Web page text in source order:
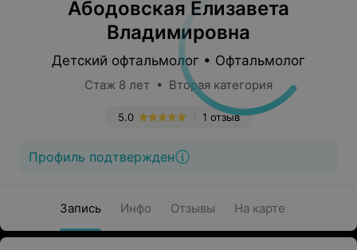
Абодовская Елизавета
Владимировна
Детский офтальмолог • Офтальмолог
Стаж 8 лет • Вторая категория
1 отзыв
5.0
Профиль подтвержден
Запись Инфо Отзывы На карте